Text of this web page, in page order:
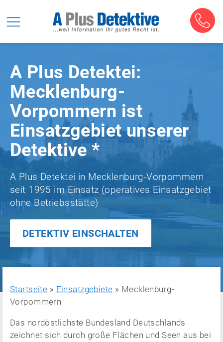
A Plus Detektei:
Mecklenburg-
Vorpommern ist
Einsatzgebiet unserer
Detektive *
A Plus Detektei in Mecklenburg-Vorpommern
seit 1995 im Einsatz (operatives Einsatzgebiet
ohne Betriebsstätte)
DETEKTIV EINSCHALTEN
Startseite » Einsatzgebiete » Mecklenburg-
Vorpommern
Das nordöstlichste Bundesland Deutschlands
zeichnet sich durch große Flächen und Seen aus bei